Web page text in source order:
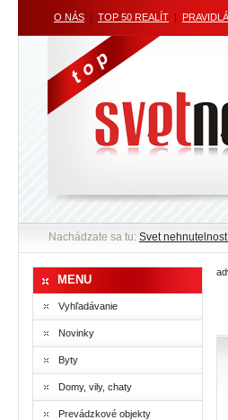
O NÁS | TOP 50 REALÍT |
Nachádzate sa tu: Svet
MENU
Vyhľadávanie
Novinky
Byty
Domy, vily, chaty
Prevádzkové objekty